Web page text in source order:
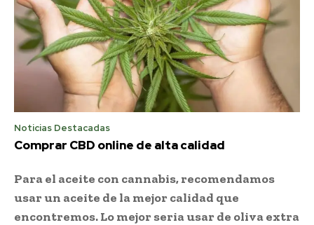
Noticias Destacadas
Comprar CBD online de alta calidad
Para el aceite con cannabis, recomendamos
usar un aceite de la mejor calidad que
encontremos. Lo mejor seria usar de oliva extra